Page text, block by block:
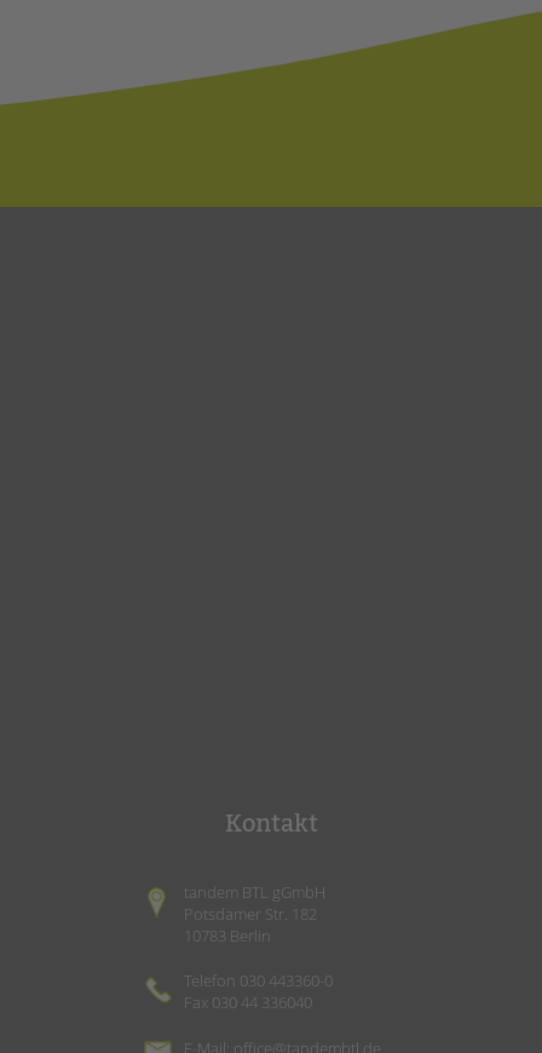
Kontakt
tandem BTL gGmbH
Potsdamer Str. 182
10783 Berlin
Telefon 030 443360-0
Fax 030 44 336040
E-Mail: office@tandembtl.de